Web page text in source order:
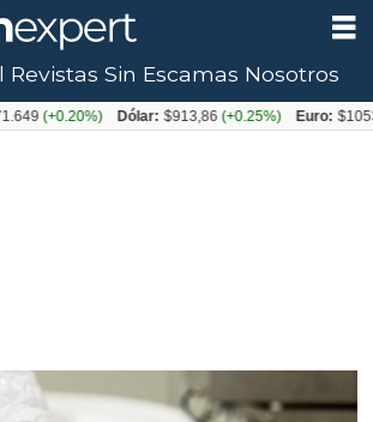
Revistas Sin Escamas Nosotros
Dólar: $913,86(+0.25%) Euro: $1053,08(-